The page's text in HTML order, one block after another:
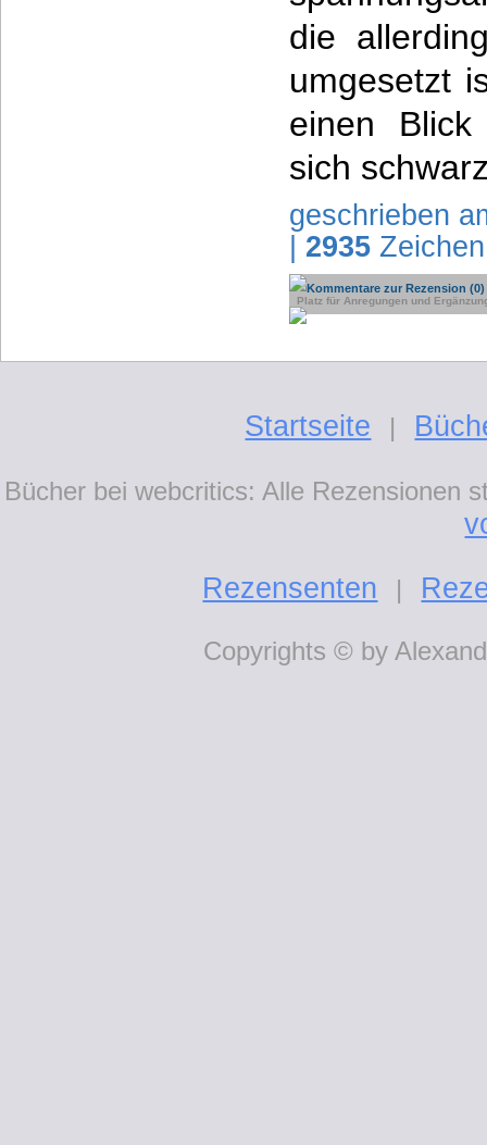
die
umgesetzt
einen
sich
geschrieben
2935 Zeichen
Kommentare zur Rezension (0)
Platz für Anregungen und
Startseite |
Bücher bei webcritics: Alle Rezensionen
Rezensenten
|
Copyrights © by